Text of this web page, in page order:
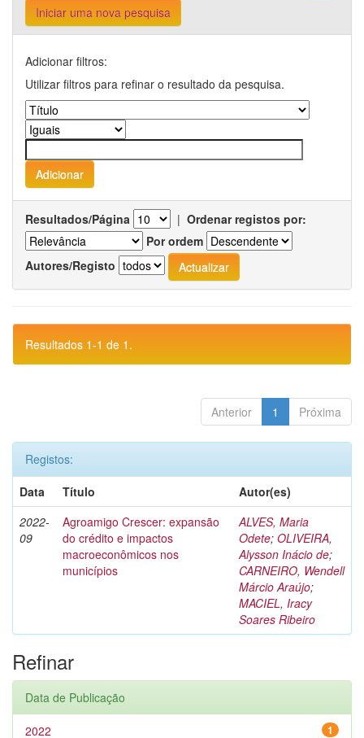
Iniciar uma nova pesquisa
Adicionar filtros:
Utilizar filtros para refinar o resultado da pesquisa.
Resultados/Página | Ordenar registos por:
Por ordem
Autores/Registo
Resultados 1-1 de 1.
Anterior 1 Próxima
Registos:
Data
Título
Autor(es)
2022-
09
Agroamigo Crescer: expansão
do crédito e impactos
macroeconômicos nos
municípios
ALVES, Maria
Odete; OLIVEIRA,
Alysson Inácio de;
CARNEIRO, Wendell
Márcio Araújo;
MACIEL, Iracy
Soares Ribeiro
Refinar
Data de Publicação
1
2022